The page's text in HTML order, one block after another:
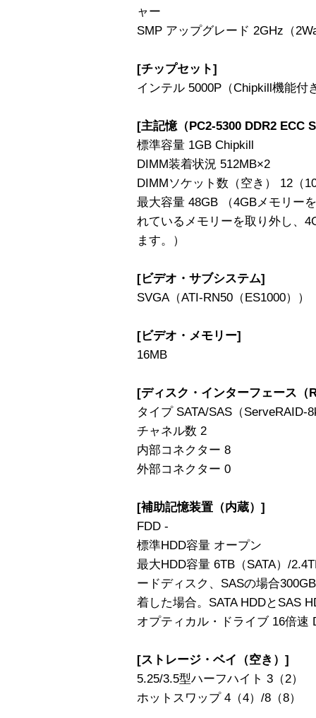
ャー
SMP アップグレード 2GHz（
[チップセット]
インテル 5000P（Chipkill機能付
[主記憶（PC2-5300 DDR2 ECC
標準容量 1GB Chipkill
DIMM装着状況 512MB×2
DIMMソケット数（空き） 12（
最大容量 48GB （4GBメモリー
れているメモリーを取り外し、
ます。）
[ビデオ・サブシステム]
SVGA（ATI-RN50（ES1000））
[ビデオ・メモリー]
16MB
[ディスク・インターフェース（
タイプ SATA/SAS（ServeRAID-
チャネル数 2
内部コネクター 8
外部コネクター 0
[補助記憶装置（内蔵）]
FDD -
標準HDD容量 オープン
最大HDD容量 6TB（SATA）/
ードディスク、SASの場合
着した場合。SATA HDDとSAS
オプティカル・ドライブ 16倍速
[ストレージ・ベイ（空き）]
5.25/3.5型ハーフハイト 3（2）
ホットスワップ 4（4）/8（8）